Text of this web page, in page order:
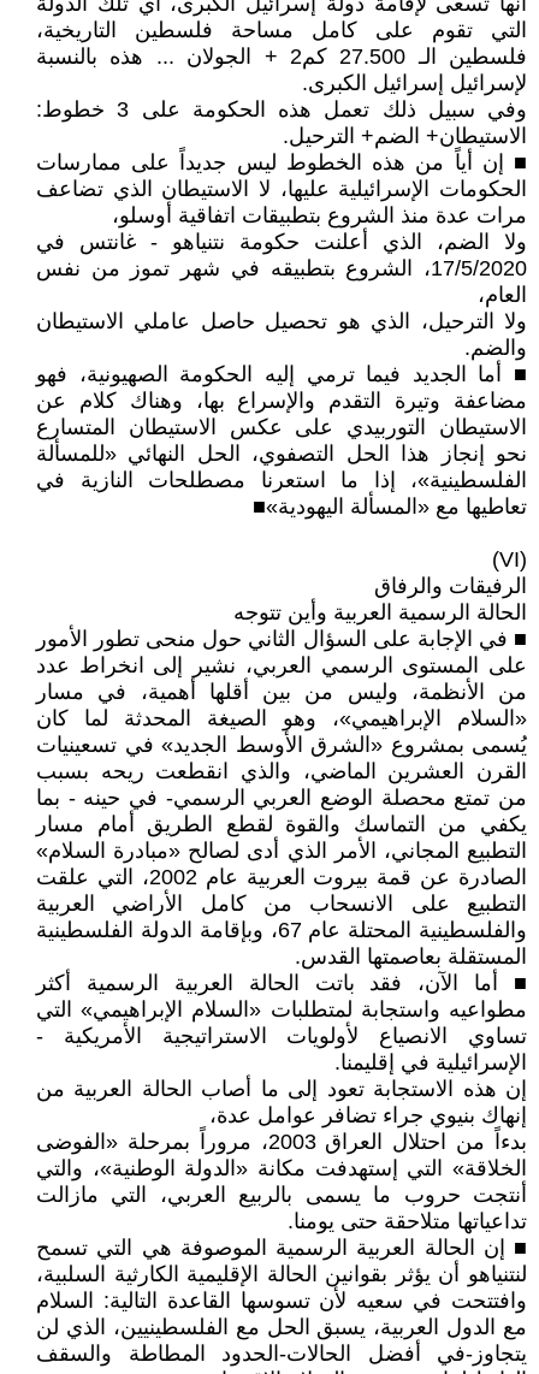
التي تقوم على كامل مساحة فلسطين التاريخية،
فلسطين الـ 27.500 كم2 + الجولان ... هذه بالنسبة
لإسرائيل إسرائيل الكبرى.
وفي سبيل ذلك تعمل هذه الحكومة على 3 خطوط:
الاستيطان+ الضم+ الترحيل.
■ إن أياً من هذه الخطوط ليس جديداً على ممارسات
الحكومات الإسرائيلية عليها، لا الاستيطان الذي تضاعف
مرات عدة منذ الشروع بتطبيقات اتفاقية أوسلو،
ولا الضم، الذي أعلنت حكومة نتنياهو - غانتس في
17/5/2020، الشروع بتطبيقه في شهر تموز من نفس
العام،
ولا الترحيل، الذي هو تحصيل حاصل عاملي الاستيطان
والضم.
■ أما الجديد فيما ترمي إليه الحكومة الصهيونية، فهو
مضاعفة وتيرة التقدم والإسراع بها، وهناك كلام عن
الاستيطان التوربيدي على عكس الاستيطان المتسارع
نحو إنجاز هذا الحل التصفوي، الحل النهائي «للمسألة
الفلسطينية»، إذا ما استعرنا مصطلحات النازية في
تعاطيها مع «المسألة اليهودية»■
(VI)
الرفيقات والرفاق
الحالة الرسمية العربية وأين تتوجه
■ في الإجابة على السؤال الثاني حول منحى تطور الأمور
على المستوى الرسمي العربي، نشير إلى انخراط عدد
من الأنظمة، وليس من بين أقلها أهمية، في مسار
«السلام الإبراهيمي»، وهو الصيغة المحدثة لما كان
يُسمى بمشروع «الشرق الأوسط الجديد» في تسعينيات
القرن العشرين الماضي، والذي انقطعت ريحه بسبب
من تمتع محصلة الوضع العربي الرسمي- في حينه - بما
يكفي من التماسك والقوة لقطع الطريق أمام مسار
التطبيع المجاني، الأمر الذي أدى لصالح «مبادرة السلام»
الصادرة عن قمة بيروت العربية عام 2002، التي علقت
التطبيع على الانسحاب من كامل الأراضي العربية
والفلسطينية المحتلة عام 67، وبإقامة الدولة الفلسطينية
المستقلة بعاصمتها القدس.
■ أما الآن، فقد باتت الحالة العربية الرسمية أكثر
مطواعيه واستجابة لمتطلبات «السلام الإبراهيمي» التي
تساوي الانصياع لأولويات الاستراتيجية الأمريكية -
الإسرائيلية في إقليمنا.
إن هذه الاستجابة تعود إلى ما أصاب الحالة العربية من
إنهاك بنيوي جراء تضافر عوامل عدة،
بدءاً من احتلال العراق 2003، مروراً بمرحلة «الفوضى
الخلاقة» التي إستهدفت مكانة «الدولة الوطنية»، والتي
أنتجت حروب ما يسمى بالربيع العربي، التي مازالت
تداعياتها متلاحقة حتى يومنا.
■ إن الحالة العربية الرسمية الموصوفة هي التي تسمح
لنتنياهو أن يؤثر بقوانين الحالة الإقليمية الكارثية السلبية،
وافتتحت في سعيه لأن تسوسها القاعدة التالية: السلام
مع الدول العربية، يسبق الحل مع الفلسطينيين، الذي لن
يتجاوز-في أفضل الحالات-الحدود المطاطة والسقف